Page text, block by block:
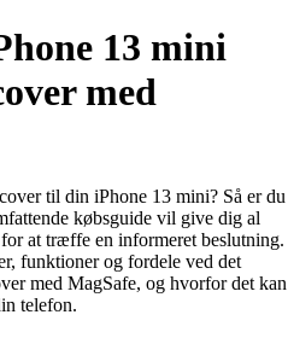
13 mini
med
til din iPhone 13 mini? Så er du
købsguide vil give dig al
at træffe en informeret beslutning.
funktioner og fordele ved det
med MagSafe, og hvorfor det kan
telefon.